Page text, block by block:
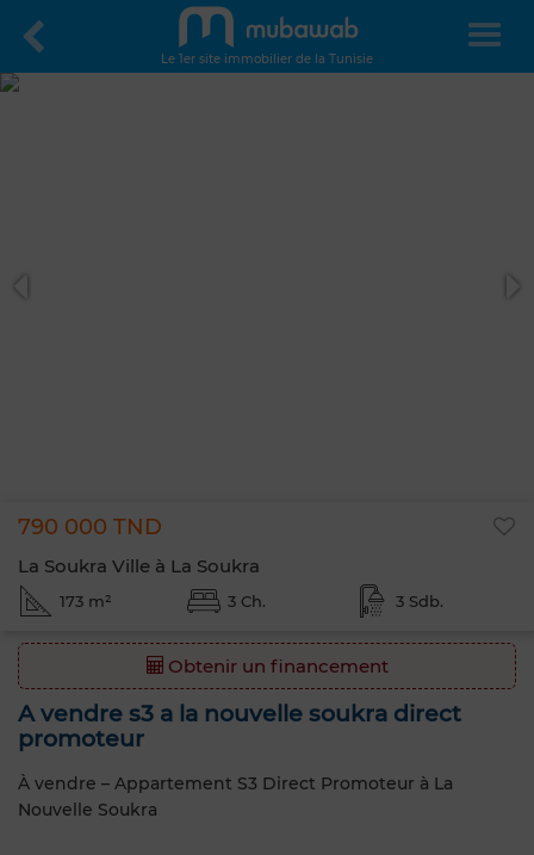
Le 1er site immobilier de la Tunisie
790 000 TND
La Soukra Ville à La Soukra
173 m² 3 Ch. 3 Sdb.
Obtenir un financement
A vendre s3 a la nouvelle soukra direct
promoteur
À vendre – Appartement S3 Direct Promoteur à La
Nouvelle Soukra